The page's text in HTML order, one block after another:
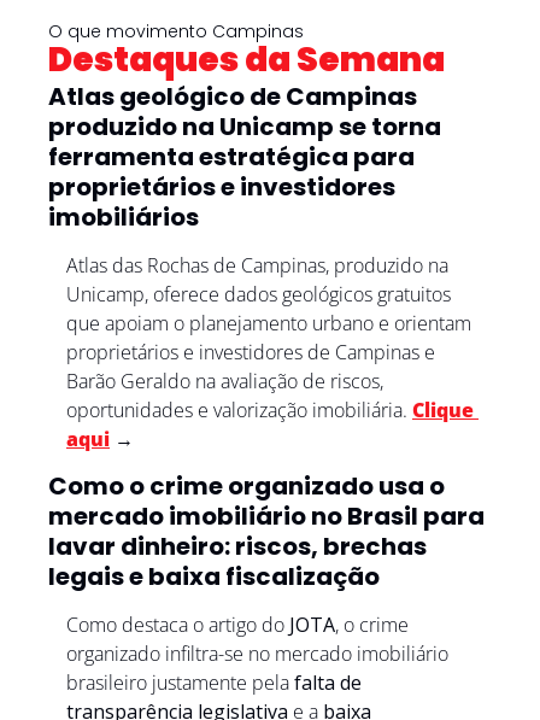
O que movimento Campinas
Destaques da Semana
Atlas geológico de Campinas
produzido na Unicamp se torna
ferramenta estratégica para
proprietários e investidores
imobiliários
Atlas das Rochas de Campinas, produzido na
Unicamp, oferece dados geológicos gratuitos
que apoiam o planejamento urbano e orientam
proprietários e investidores de Campinas e
Barão Geraldo na avaliação de riscos,
oportunidades e valorização imobiliária. Clique
aqui →
Como o crime organizado usa o
mercado imobiliário no Brasil para
lavar dinheiro: riscos, brechas
legais e baixa fiscalização
Como destaca o artigo do JOTA, o crime
organizado infiltra-se no mercado imobiliário
brasileiro justamente pela falta de
transparência legislativa e a baixa